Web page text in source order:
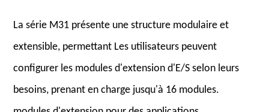
La série M31 présente une structure modulaire et
extensible, permettant Les utilisateurs peuvent
configurer les modules d'extension d'E/S selon leurs
besoins, prenant en charge jusqu'à 16 modules.